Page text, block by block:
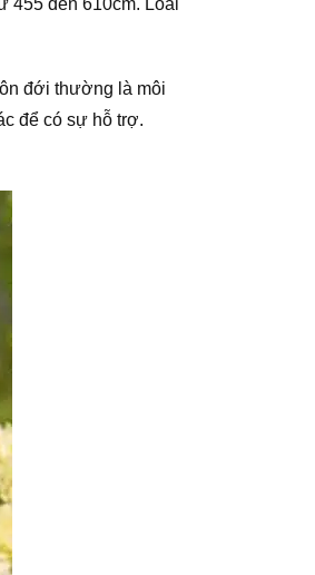
đới thường là môi
để có sự hỗ trợ.